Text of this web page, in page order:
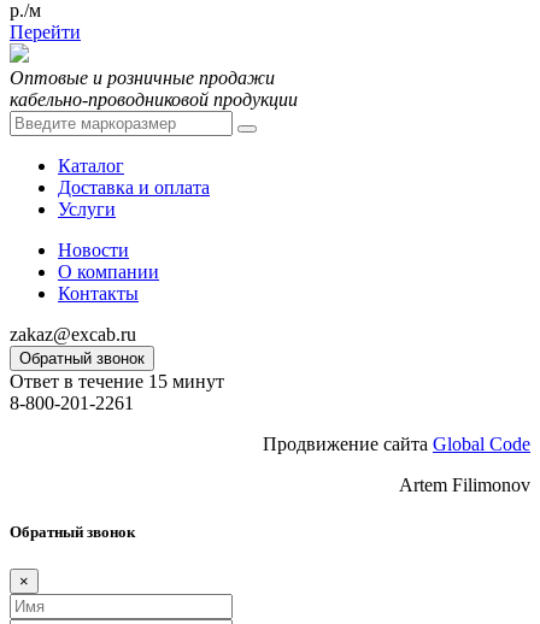
р./м
Перейти
Оптовые и розничные продажи
кабельно-проводниковой продукции
Каталог
Доставка и оплата
Услуги
Новости
О компании
Контакты
zakaz@excab.ru
Обратный звонок
Ответ в течение 15 минут
8-800-201-2261
Продвижение сайта Global Code
Artem Filimonov
Обратный звонок
×